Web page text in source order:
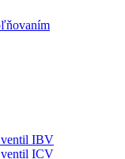
ventil IBV
ventil ICV